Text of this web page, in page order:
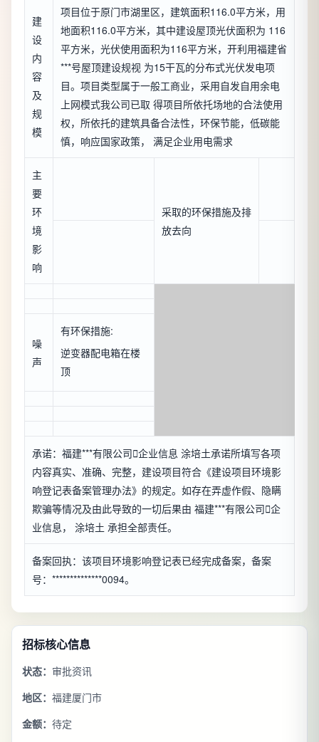
建
设
内
容
及
规
模
项目位于原门市湖里区，建筑面积116.0平方米，用
地面积116.0平方米，其中建设屋顶光伏面积为 116
平方米，光伏使用面积为116平方米，开利用福建省
***号屋顶建设规视 为15干瓦的分布式光伏发电项
目。项目类型属于一般工商业，采用自发自用余电
上网模式我公司已取 得项目所依托场地的合法使用
权，所依托的建筑具备合法性，环保节能，低碳能
慎，响应国家政策， 满足企业用电需求
主
要
环
境
影
响
采取的环保措施及排
放去向
噪
声
有环保措施:
逆变器配电箱在楼
顶
承诺：福建***有限公司企业信息 涂培土承诺所填写各项
内容真实、准确、完整，建设项目符合《建设项目环境影
响登记表备案管理办法》的规定。如存在弄虚作假、隐瞒
欺骗等情况及由此导致的一切后果由 福建***有限公司企
业信息， 涂培土 承担全部责任。
备案回执：该项目环境影响登记表已经完成备案，备案
号：**************0094。
招标核心信息
状态： 审批资讯
地区： 福建厦门市
金额： 待定